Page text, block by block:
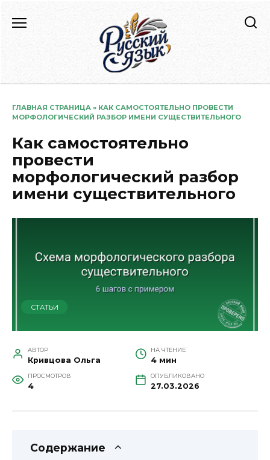
содержанию
ГЛАВНАЯ СТРАНИЦА » КАК САМОСТОЯТЕЛЬНО ПРОВЕСТИ
МОРФОЛОГИЧЕСКИЙ РАЗБОР ИМЕНИ СУЩЕСТВИТЕЛЬНОГО
Как самостоятельно
провести
морфологический разбор
имени существительного
СТАТЬИ
АВТОР
Кривцова Ольга
НА ЧТЕНИЕ
4 мин
ПРОСМОТРОВ
4
ОПУБЛИКОВАНО
27.03.2026
Содержание